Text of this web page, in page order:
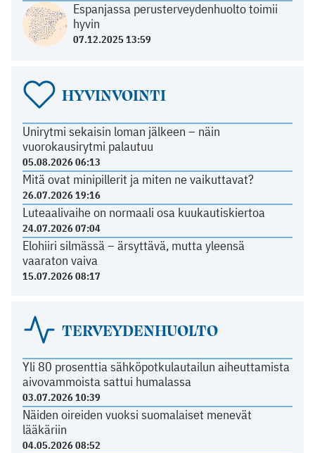
Espanjassa perusterveydenhuolto toimii
hyvin
07.12.2025 13:59
HYVINVOINTI
Unirytmi sekaisin loman jälkeen – näin
vuorokausirytmi palautuu
05.08.2026 06:13
Mitä ovat minipillerit ja miten ne vaikuttavat?
26.07.2026 19:16
Luteaalivaihe on normaali osa kuukautiskiertoa
24.07.2026 07:04
Elohiiri silmässä – ärsyttävä, mutta yleensä
vaaraton vaiva
15.07.2026 08:17
TERVEYDENHUOLTO
Yli 80 prosenttia sähköpotkulautailun aiheuttamista
aivovammoista sattui humalassa
03.07.2026 10:39
Näiden oireiden vuoksi suomalaiset menevät
lääkäriin
04.05.2026 08:52